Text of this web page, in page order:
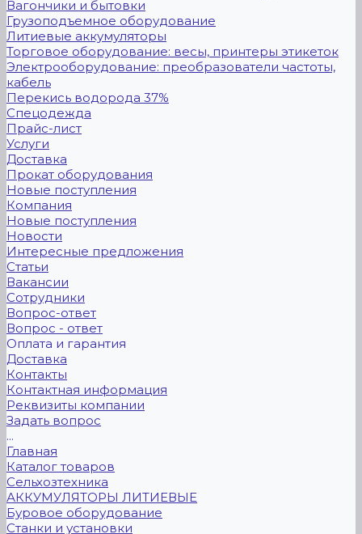
Вагончики и бытовки
Грузоподъемное оборудование
Литиевые аккумуляторы
Торговое оборудование: весы, принтеры этикеток
Электрооборудование: преобразователи частоты,
кабель
Перекись водорода 37%
Спецодежда
Прайс-лист
Услуги
Доставка
Прокат оборудования
Новые поступления
Компания
Новые поступления
Новости
Интересные предложения
Статьи
Вакансии
Сотрудники
Вопрос-ответ
Вопрос - ответ
Оплата и гарантия
Доставка
Контакты
Контактная информация
Реквизиты компании
Задать вопрос
...
Главная
Каталог товаров
Сельхозтехника
АККУМУЛЯТОРЫ ЛИТИЕВЫЕ
Буровое оборудование
Станки и установки